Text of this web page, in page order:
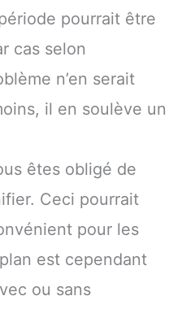
pourrait être
cas selon
n’en serait
il en soulève un
êtes obligé de
Ceci pourrait
pour les
est cependant
ou sans